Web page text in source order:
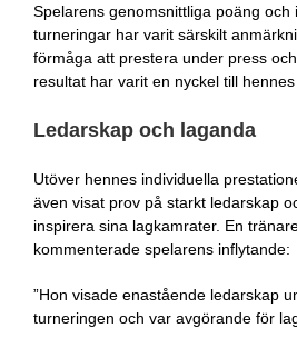
Spelarens genomsnittliga poäng och
turneringar har varit särskilt
förmåga att prestera under press
resultat har varit en nyckel till hennes
Ledarskap och laganda
Utöver hennes individuella
även visat prov på starkt ledarskap
inspirera sina lagkamrater. En
kommenterade spelarens inflytande:
”Hon visade enastående ledarskap
turneringen och var avgörande för